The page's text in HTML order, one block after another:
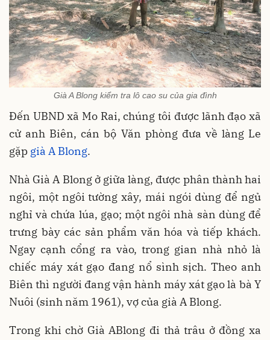
Già A Blong kiểm tra lô cao su của gia đình
Đến UBND xã Mo Rai, chúng tôi được lãnh đạo xã
cử anh Biên, cán bộ Văn phòng đưa về làng Le
gặp già A Blong.
Nhà Già A Blong ở giữa làng, được phân thành hai
ngôi, một ngôi tường xây, mái ngói dùng để ngủ
nghỉ và chứa lúa, gạo; một ngôi nhà sàn dùng để
trưng bày các sản phẩm văn hóa và tiếp khách.
Ngay cạnh cổng ra vào, trong gian nhà nhỏ là
chiếc máy xát gạo đang nổ sình sịch. Theo anh
Biên thì người đang vận hành máy xát gạo là bà Y
Nuôi (sinh năm 1961), vợ của già A Blong.
Trong khi chờ Già ABlong đi thả trâu ở đồng xa